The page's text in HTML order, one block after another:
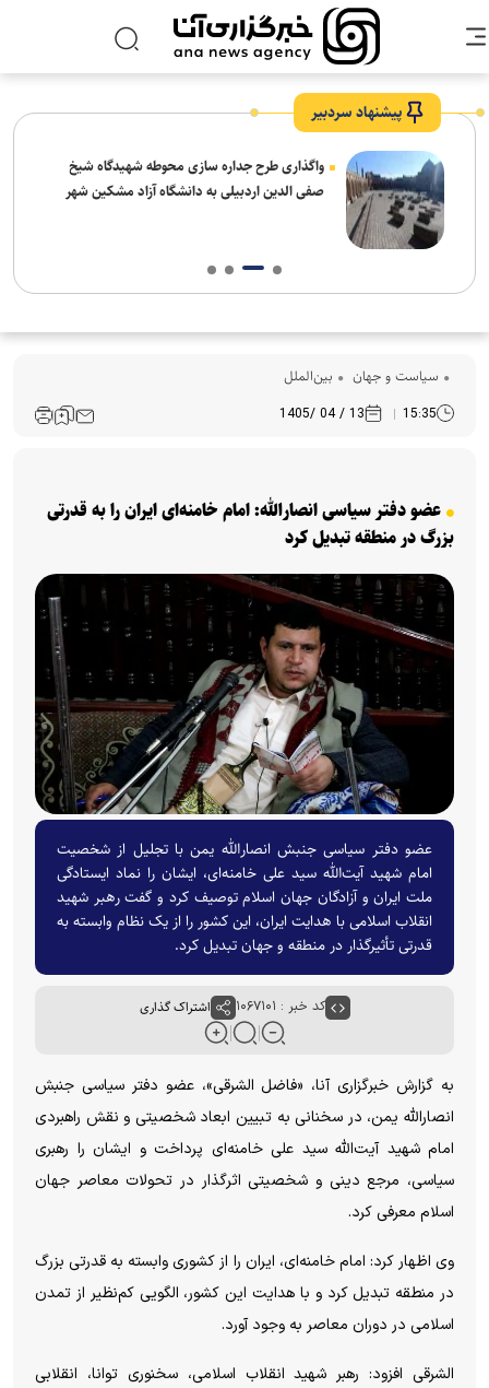
پیشنهاد سردبیر
واگذاری طرح جداره سازی محوطه شهیدگاه شیخ
صفی الدین اردبیلی به دانشگاه آزاد مشکین شهر
سیاست و جهان بین‌الملل
15:35
13 / 04 /1405
عضو دفتر سیاسی انصارالله: امام خامنه‌ای ایران را به قدرتی
بزرگ در منطقه تبدیل کرد
عضو دفتر سیاسی جنبش انصارالله یمن با تجلیل از شخصیت
امام شهید آیت‌الله سید علی خامنه‌ای، ایشان را نماد ایستادگی
ملت ایران و آزادگان جهان اسلام توصیف کرد و گفت رهبر شهید
انقلاب اسلامی با هدایت ایران، این کشور را از یک نظام وابسته به
قدرتی تأثیرگذار در منطقه و جهان تبدیل کرد.
کد خبر : ۱۰۶۷۱۰۱ اشتراک گذاری
به گزارش خبرگزاری آنا، «فاضل الشرقی»، عضو دفتر سیاسی جنبش
انصارالله یمن، در سخنانی به تبیین ابعاد شخصیتی و نقش راهبردی
امام شهید آیت‌الله سید علی خامنه‌ای پرداخت و ایشان را رهبری
سیاسی، مرجع دینی و شخصیتی اثرگذار در تحولات معاصر جهان
اسلام معرفی کرد.
وی اظهار کرد: امام خامنه‌ای، ایران را از کشوری وابسته به قدرتی بزرگ
در منطقه تبدیل کرد و با هدایت این کشور، الگویی کم‌نظیر از تمدن
اسلامی در دوران معاصر به وجود آورد.
الشرقی افزود: رهبر شهید انقلاب اسلامی، سخنوری توانا، انقلابی